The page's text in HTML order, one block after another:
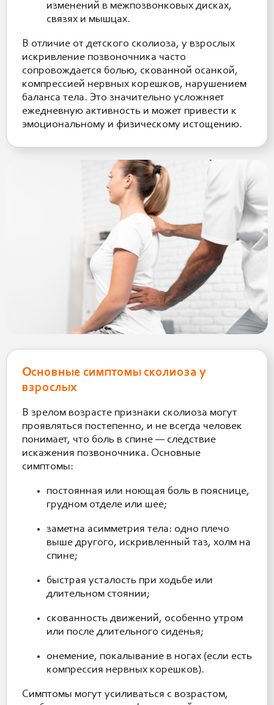
изменений в межпозвонковых дисках,
связях и мышцах.
В отличие от детского сколиоза, у взрослых
искривление позвоночника часто
сопровождается болью, скованной осанкой,
компрессией нервных корешков, нарушением
баланса тела. Это значительно усложняет
ежедневную активность и может привести к
эмоциональному и физическому истощению.
Основные симптомы сколиоза у
взрослых
В зрелом возрасте признаки сколиоза могут
проявляться постепенно, и не всегда человек
понимает, что боль в спине — следствие
искажения позвоночника. Основные
симптомы:
постоянная или ноющая боль в пояснице,
грудном отделе или шее;
заметна асимметрия тела: одно плечо
выше другого, искривленный таз, холм на
спине;
быстрая усталость при ходьбе или
длительном стоянии;
скованность движений, особенно утром
или после длительного сиденья;
онемение, покалывание в ногах (если есть
компрессия нервных корешков).
Симптомы могут усиливаться с возрастом,